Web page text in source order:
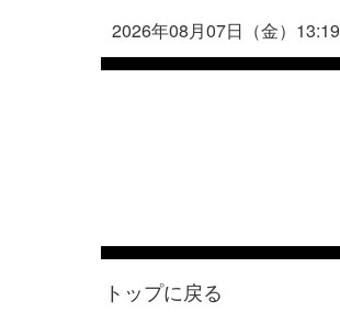
2026年08月07日（金）13:19
トップに戻る